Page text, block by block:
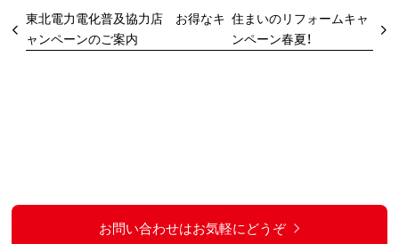
東北電力電化普及協力店 お得なキ
ャンペーンのご案内
住まいのリフォームキャ
ンペーン春夏！
お問い合わせはお気軽にどうぞ